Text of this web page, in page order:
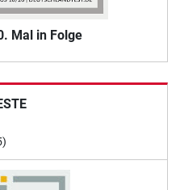
Mal in Folge